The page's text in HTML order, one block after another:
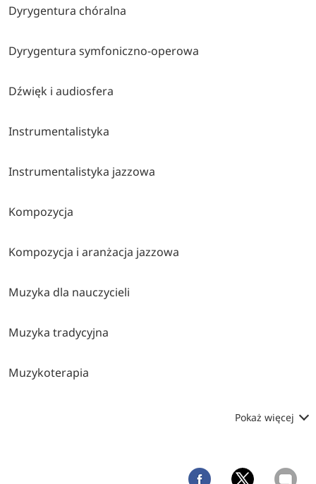
Dyrygentura chóralna
Dyrygentura symfoniczno-operowa
Dźwięk i audiosfera
Instrumentalistyka
Instrumentalistyka jazzowa
Kompozycja
Kompozycja i aranżacja jazzowa
Muzyka dla nauczycieli
Muzyka tradycyjna
Muzykoterapia
Pokaż więcej